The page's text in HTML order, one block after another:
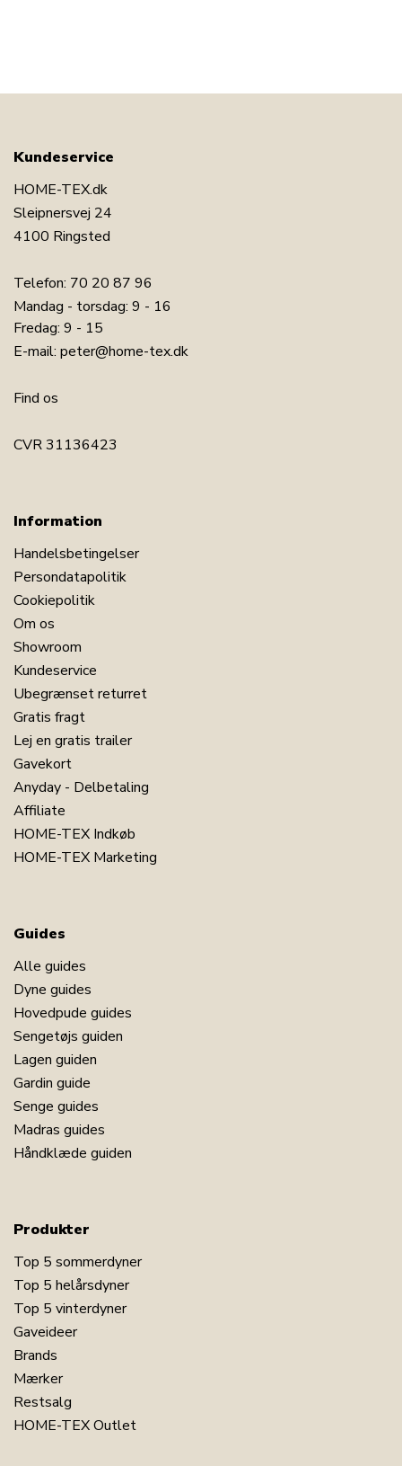
Kundeservice
HOME-TEX.dk
Sleipnersvej 24
4100 Ringsted
Telefon: 70 20 87 96
Mandag - torsdag: 9 - 16
Fredag: 9 - 15
E-mail: peter@home-tex.dk
Find os
CVR 31136423
Information
Handelsbetingelser
Persondatapolitik
Cookiepolitik
Om os
Showroom
Kundeservice
Ubegrænset returret
Gratis fragt
Lej en gratis trailer
Gavekort
Anyday - Delbetaling
Affiliate
HOME-TEX Indkøb
HOME-TEX Marketing
Guides
Alle guides
Dyne guides
Hovedpude guides
Sengetøjs guiden
Lagen guiden
Gardin guide
Senge guides
Madras guides
Håndklæde guiden
Produkter
Top 5 sommerdyner
Top 5 helårsdyner
Top 5 vinterdyner
Gaveideer
Brands
Mærker
Restsalg
HOME-TEX Outlet